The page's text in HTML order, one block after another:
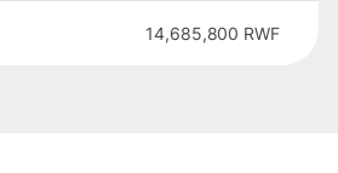
14,685,800 RWF